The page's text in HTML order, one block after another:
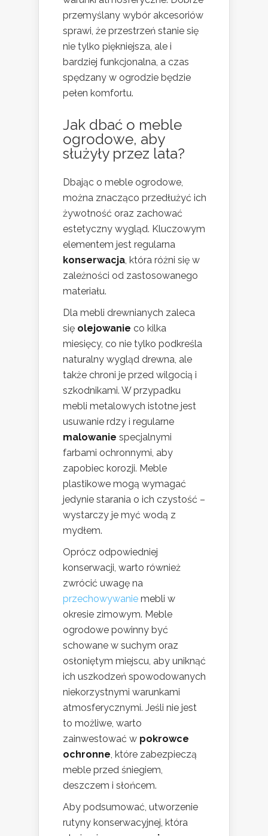
przemyślany wybór akcesoriów
sprawi, że przestrzeń stanie się
nie tylko piękniejsza, ale i
bardziej funkcjonalna, a czas
spędzany w ogrodzie będzie
pełen komfortu.
Jak dbać o meble
ogrodowe, aby
służyły przez lata?
Dbając o meble ogrodowe,
można znacząco przedłużyć ich
żywotność oraz zachować
estetyczny wygląd. Kluczowym
elementem jest regularna
konserwacja, która różni się w
zależności od zastosowanego
materiału.
Dla mebli drewnianych zaleca
się olejowanie co kilka
miesięcy, co nie tylko podkreśla
naturalny wygląd drewna, ale
także chroni je przed wilgocią i
szkodnikami. W przypadku
mebli metalowych istotne jest
usuwanie rdzy i regularne
malowanie specjalnymi
farbami ochronnymi, aby
zapobiec korozji. Meble
plastikowe mogą wymagać
jedynie starania o ich czystość –
wystarczy je myć wodą z
mydłem.
Oprócz odpowiedniej
konserwacji, warto również
zwrócić uwagę na
przechowywanie mebli w
okresie zimowym. Meble
ogrodowe powinny być
schowane w suchym oraz
osłoniętym miejscu, aby uniknąć
ich uszkodzeń spowodowanych
niekorzystnymi warunkami
atmosferycznymi. Jeśli nie jest
to możliwe, warto
zainwestować w pokrowce
ochronne, które zabezpieczą
meble przed śniegiem,
deszczem i słońcem.
Aby podsumować, utworzenie
rutyny konserwacyjnej, która